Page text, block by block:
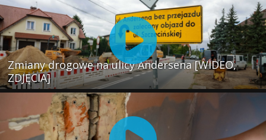
Zmiany drogowe na ulicy Andersena [WIDEO,
ZDJĘCIA]